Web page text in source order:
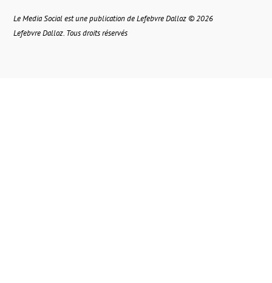
Le Media Social est une publication de Lefebvre Dalloz © 2026
Lefebvre Dalloz. Tous droits réservés